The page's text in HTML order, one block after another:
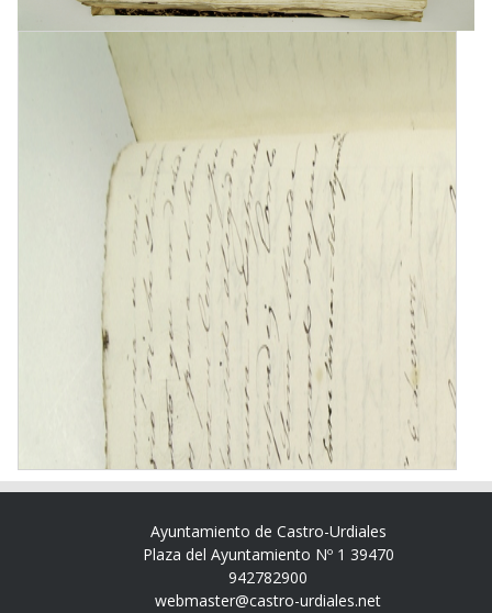
Ayuntamiento de Castro-Urdiales
Plaza del Ayuntamiento Nº 1 39470
942782900
webmaster@castro-urdiales.net